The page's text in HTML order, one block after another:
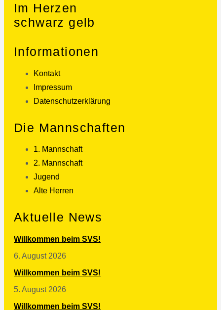
Im Herzen
schwarz gelb
Informationen
Kontakt
Impressum
Datenschutzerklärung
Die Mannschaften
1. Mannschaft
2. Mannschaft
Jugend
Alte Herren
Aktuelle News
Willkommen beim SVS!
6. August 2026
Willkommen beim SVS!
5. August 2026
Willkommen beim SVS!